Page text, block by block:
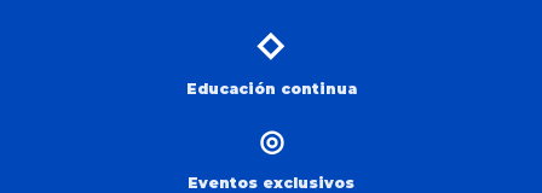
◇
Educación continua
◎
Eventos exclusivos